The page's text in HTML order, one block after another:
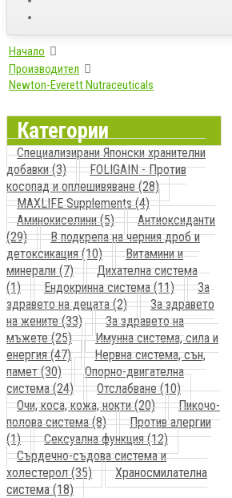
Начало
Производител
Newton-Everett Nutraceuticals
Категории
Специализирани Японски хранителни
добавки (3)
FOLIGAIN - Против
косопад и оплешивяване (28)
MAXLIFE Supplements (4)
Аминокиселини (5)
Антиоксиданти
(29)
В подкрепа на черния дроб и
детоксикация (10)
Витамини и
минерали (7)
Дихателна система
(1)
Ендокринна система (11)
За
здравето на децата (2)
За здравето
на жените (33)
За здравето на
мъжете (25)
Имунна система, сила и
енергия (47)
Нервна система, сън,
памет (30)
Опорно-двигателна
система (24)
Отслабване (10)
Очи, коса, кожа, нокти (20)
Пикочо-
полова система (8)
Против алергии
(1)
Сексуална функция (12)
Сърдечно-съдова система и
холестерол (35)
Храносмилателна
система (18)